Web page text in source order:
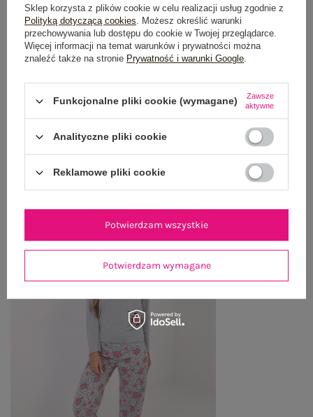
GŁÓWNE PARAMETRY
OPINIE O PRODUKCIE (1)
ZWROTY I REKLAMACJE
OSTATNIO OGLĄDANE
Zobacz wszystko
Sklep korzysta z plików cookie w celu realizacji usług zgodnie z
Polityką dotyczącą cookies. Możesz określić warunki
przechowywania lub dostępu do cookie w Twojej przeglądarce.
Więcej informacji na temat warunków i prywatności można
znaleźć także na stronie Prywatność i warunki Google.
Funkcjonalne pliki cookie (wymagane)
Zawsze
aktywne
Analityczne pliki cookie
Reklamowe pliki cookie
Potwierdzam wymagane
Potwierdzam wszystkie